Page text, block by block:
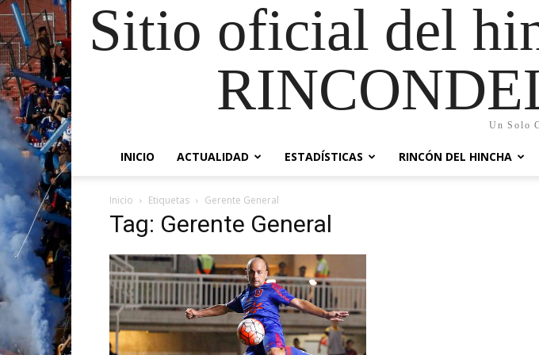
Sitio oficial del
Un Solo
INICIO ACTUALIDAD ESTADÍSTICAS RINCÓN DEL HINCHA
Inicio Etiquetas Gerente General
Tag: Gerente General